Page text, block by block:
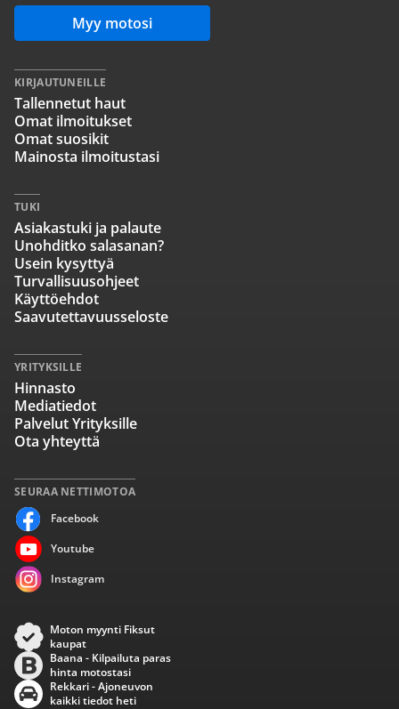
Myy motosi
SEURAA NETTIMOTOA
Facebook
Youtube
Instagram
KIRJAUTUNEILLE
Tallennetut haut
Omat ilmoitukset
Omat suosikit
Mainosta ilmoitustasi
TUKI
Asiakastuki ja palaute
Unohditko salasanan?
Usein kysyttyä
Turvallisuusohjeet
Käyttöehdot
Saavutettavuusseloste
YRITYKSILLE
Hinnasto
Mediatiedot
Palvelut Yrityksille
Ota yhteyttä
Moton myynti Fiksut
kaupat
Baana - Kilpailuta paras
hinta motostasi
Rekkari - Ajoneuvon
kaikki tiedot heti